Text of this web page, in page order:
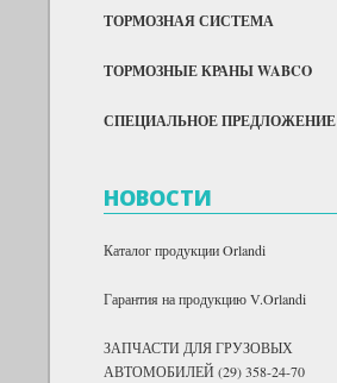
ТОРМОЗНАЯ СИСТЕМА
ТОРМОЗНЫЕ КРАНЫ WABCO
СПЕЦИАЛЬНОЕ ПРЕДЛОЖЕНИЕ
НОВОСТИ
Каталог продукции Orlandi
Гарантия на продукцию V.Orlandi
ЗАПЧАСТИ ДЛЯ ГРУЗОВЫХ
АВТОМОБИЛЕЙ (29) 358-24-70